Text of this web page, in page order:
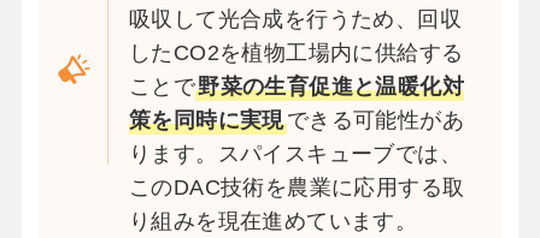
吸収して光合成を行うため、回収
したCO2を植物工場内に供給する
ことで野菜の生育促進と温暖化対
策を同時に実現できる可能性があ
ります。スパイスキューブでは、
このDAC技術を農業に応用する取
り組みを現在進めています。